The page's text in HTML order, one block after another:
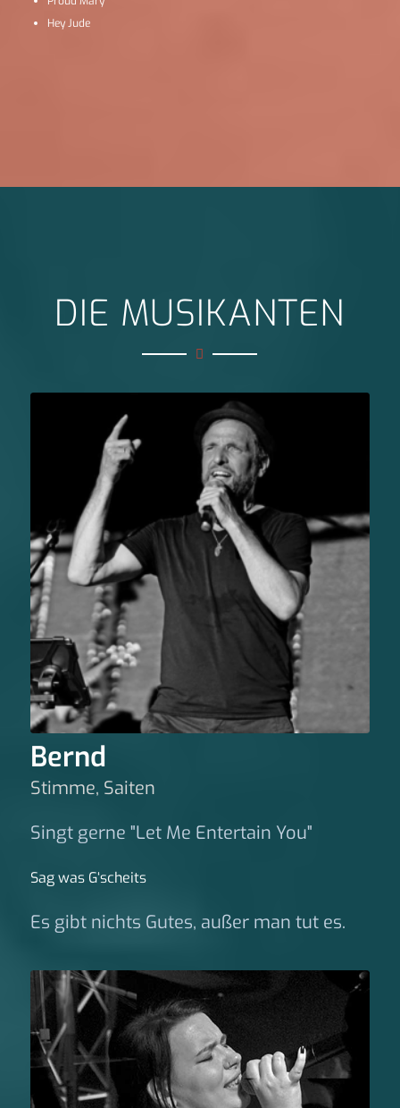
Hey Jude
DIE MUSIKANTEN
Bernd
Stimme, Saiten
Singt gerne "Let Me Entertain You"
Sag was G‘scheits
Es gibt nichts Gutes, außer man tut es.